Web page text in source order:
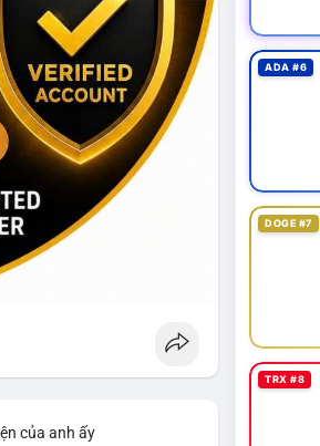
của anh ấy
ADA #6
DOGE #7
TRX #8